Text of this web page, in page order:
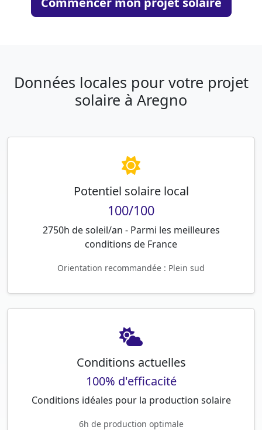
Données locales pour votre projet
solaire à Aregno
Potentiel solaire local
100/100
2750h de soleil/an - Parmi les meilleures
conditions de France
Orientation recommandée : Plein sud
Conditions actuelles
100% d'efficacité
Conditions idéales pour la production solaire
6h de production optimale